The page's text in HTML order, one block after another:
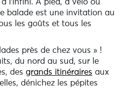
l’infini. À pied, à vélo ou
balade est une invitation au
les goûts et tous les
près de chez vous » !
du nord au sud, sur le
des grands itinéraires aux
dénichez les pépites